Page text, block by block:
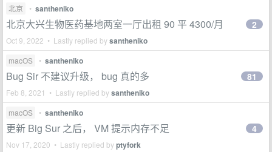
北京 • santheniko
北京大兴生物医药基地两室一厅出租 90 平 4300/月
Oct 9, 2022 • Lastly replied bysantheniko
2
macOS • santheniko
Bug Sir 不建议升级， bug 真的多
Feb 8, 2021 • Lastly replied bysantheniko
81
macOS • santheniko
更新 Big Sur 之后， VM 提示内存不足
Nov 17, 2020 • Lastly replied byptyfork
4